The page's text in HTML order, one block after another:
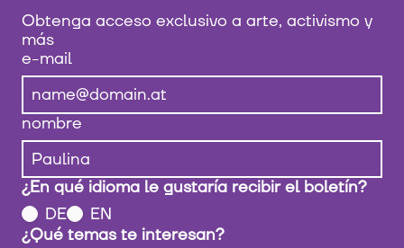
Obtenga acceso exclusivo a arte, activismo y
más
e-mail
nombre
¿En qué idioma le gustaría recibir el boletín?
DE
EN
¿Qué temas te interesan?